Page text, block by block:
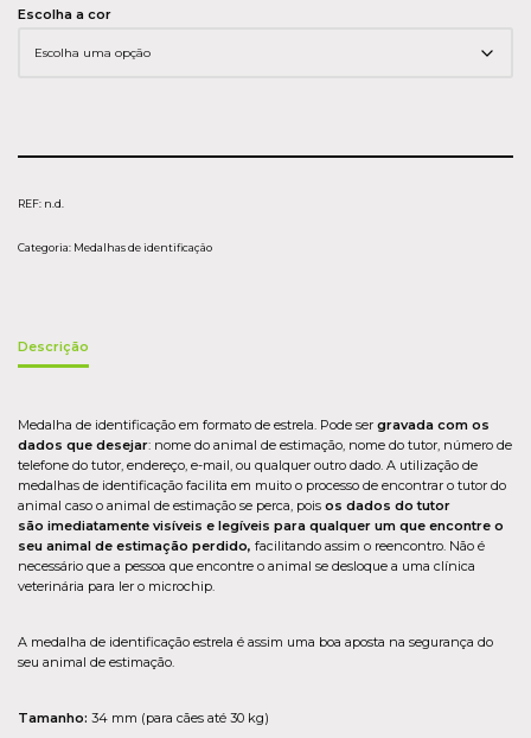
Escolha a cor
REF: n.d.
Categoria: Medalhas de identificação
Descrição
Medalha de identificação em formato de estrela. Pode ser gravada com os
dados que desejar: nome do animal de estimação, nome do tutor, número de
telefone do tutor, endereço, e-mail, ou qualquer outro dado. A utilização de
medalhas de identificação facilita em muito o processo de encontrar o tutor do
animal caso o animal de estimação se perca, pois os dados do tutor
são imediatamente visíveis e legíveis para qualquer um que encontre o
seu animal de estimação perdido, facilitando assim o reencontro. Não é
necessário que a pessoa que encontre o animal se desloque a uma clínica
veterinária para ler o microchip.
A medalha de identificação estrela é assim uma boa aposta na segurança do
seu animal de estimação.
Tamanho: 34 mm (para cães até 30 kg)